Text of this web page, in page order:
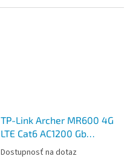
TP-Link Archer MR600 4G
LTE Cat6 AC1200 Gb
Dostupnosť na dotaz